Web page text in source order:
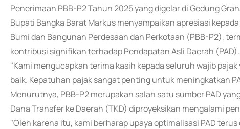
Penerimaan PBB-P2 Tahun 2025 yang digelar di Gedung
Bupati Bangka Barat Markus menyampaikan apresiasi
Bumi dan Bangunan Perdesaan dan Perkotaan (PBB-P2),
kontribusi signifikan terhadap Pendapatan Asli Daerah (PAD).
"Kami mengucapkan terima kasih kepada seluruh wajib
baik. Kepatuhan pajak sangat penting untuk meningkatkan
Menurutnya, PBB-P2 merupakan salah satu sumber PAD
Dana Transfer ke Daerah (TKD) diproyeksikan mengalami
"Oleh karena itu, kami berharap upaya optimalisasi PAD